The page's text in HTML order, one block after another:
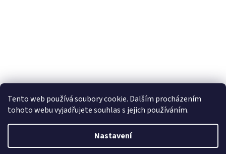
Tento web používá soubory cookie. Dalším procházením
tohoto webu vyjadřujete souhlas s jejich používáním.
Nastavení
Vytvořil Shoptet